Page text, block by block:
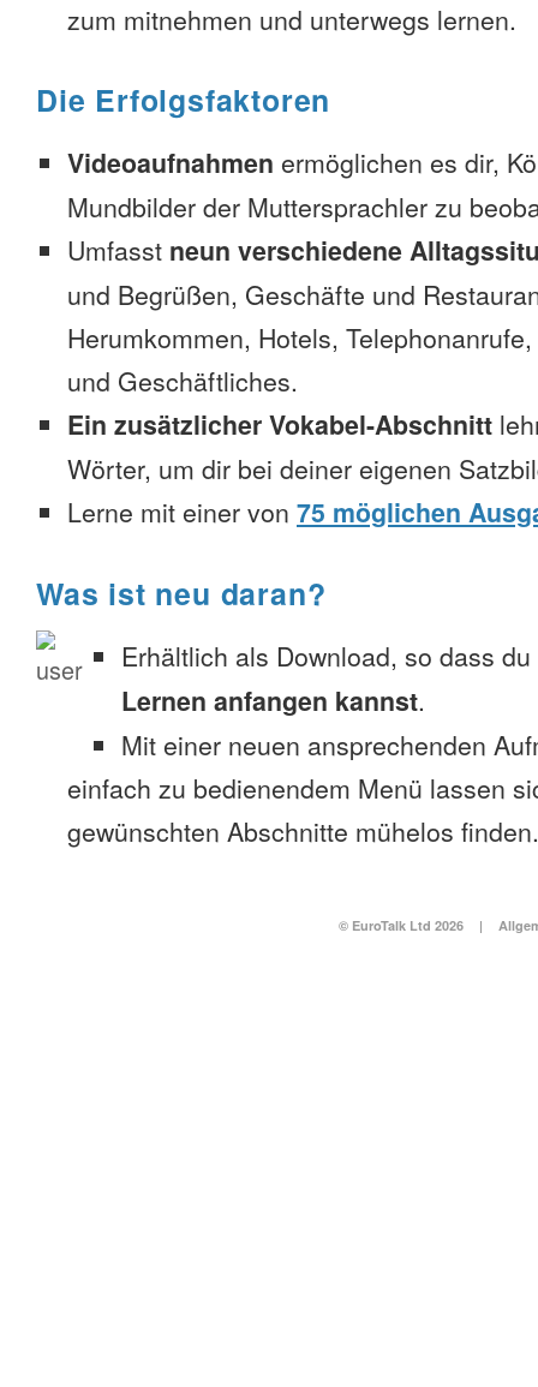
zum mitnehmen und unterwegs lernen.
Die Erfolgsfaktoren
Videoaufnahmen ermöglichen es dir,
Mundbilder der Muttersprachler zu
Umfasst neun verschiedene
und Begrüßen, Geschäfte und
Herumkommen, Hotels,
und Geschäftliches.
Ein zusätzlicher Vokabel-Abschnitt
Wörter, um dir bei deiner eigenen
Lerne mit einer von 75 möglichen
Was ist neu daran?
Erhältlich als Download, so dass du
Lernen anfangen kannst.
Mit einer neuen ansprechenden
einfach zu bedienendem Menü lassen
gewünschten Abschnitte mühelos finden.
© EuroTalk Ltd 2026 |